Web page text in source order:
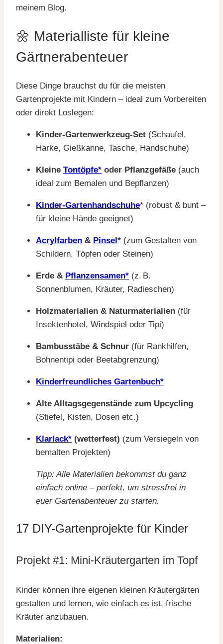
meinem Blog.
🌼 Materialliste für kleine
Gärtnerabenteuer
Diese Dinge brauchst du für die meisten
Gartenprojekte mit Kindern – ideal zum Vorbereiten
oder direkt Loslegen:
Kinder-Gartenwerkzeug-Set (Schaufel,
Harke, Gießkanne, Tasche, Handschuhe)
Kleine Tontöpfe* oder Pflanzgefäße (auch
ideal zum Bemalen und Bepflanzen)
Kinder-Gartenhandschuhe* (robust & bunt –
für kleine Hände geeignet)
Acrylfarben & Pinsel* (zum Gestalten von
Schildern, Töpfen oder Steinen)
Erde & Pflanzensamen* (z. B.
Sonnenblumen, Kräuter, Radieschen)
Holzmaterialien & Naturmaterialien (für
Insektenhotel, Windspiel oder Tipi)
Bambusstäbe & Schnur (für Rankhilfen,
Bohnentipi oder Beetabgrenzung)
Kinderfreundliches Gartenbuch*
Alte Alltagsgegenstände zum Upcycling
(Stiefel, Kisten, Dosen etc.)
Klarlack* (wetterfest) (zum Versiegeln von
bemalten Projekten)
Tipp: Alle Materialien bekommst du ganz
einfach online – perfekt, um stressfrei in
euer Gartenabenteuer zu starten.
17 DIY-Gartenprojekte für Kinder
Projekt #1: Mini-Kräutergarten im Topf
Kinder können ihre eigenen kleinen Kräutergärten
gestalten und lernen, wie einfach es ist, frische
Kräuter anzubauen.
Materialien: